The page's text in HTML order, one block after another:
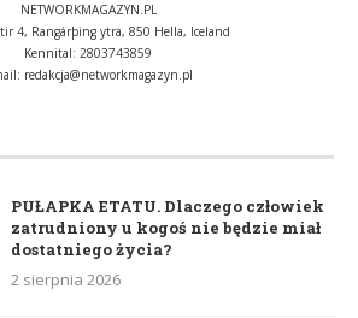
NETWORKMAGAZYN.PL
4, Rangárþing ytra, 850 Hella, Iceland
Kennital: 2803743859
redakcja@networkmagazyn.pl
PUŁAPKA ETATU. Dlaczego człowiek
zatrudniony u kogoś nie będzie miał
dostatniego życia?
2 sierpnia 2026